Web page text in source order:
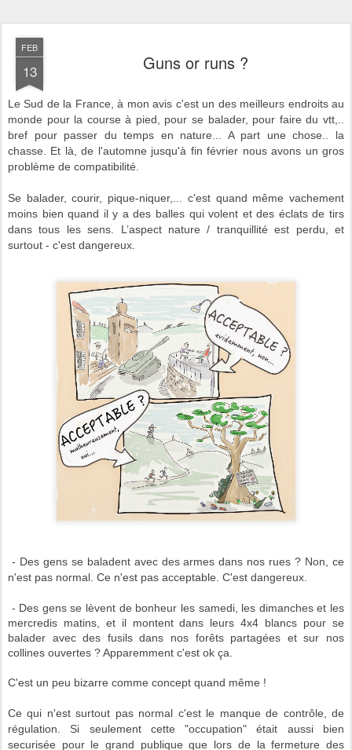
FEB
13 Guns or runs ?
Le Sud de la France, à mon avis c'est un des meilleurs endroits au
monde pour la course à pied, pour se balader, pour faire du vtt,..
bref pour passer du temps en nature... A part une chose.. la
chasse. Et là, de l'automne jusqu'à fin février nous avons un gros
problème de compatibilité.
Se balader, courir, pique-niquer,... c'est quand même vachement
moins bien quand il y a des balles qui volent et des éclats de tirs
dans tous les sens. L’aspect nature / tranquillité est perdu, et
surtout - c'est dangereux.
- Des gens se baladent avec des armes dans nos rues ? Non, ce
n'est pas normal. Ce n'est pas acceptable. C'est dangereux.
- Des gens se lèvent de bonheur les samedi, les dimanches et les
mercredis matins, et il montent dans leurs 4x4 blancs pour se
balader avec des fusils dans nos forêts partagées et sur nos
collines ouvertes ? Apparemment c'est ok ça.
C'est un peu bizarre comme concept quand même !
Ce qui n'est surtout pas normal c'est le manque de contrôle, de
régulation. Si seulement cette "occupation" était aussi bien
securisée pour le grand publique que lors de la fermeture des